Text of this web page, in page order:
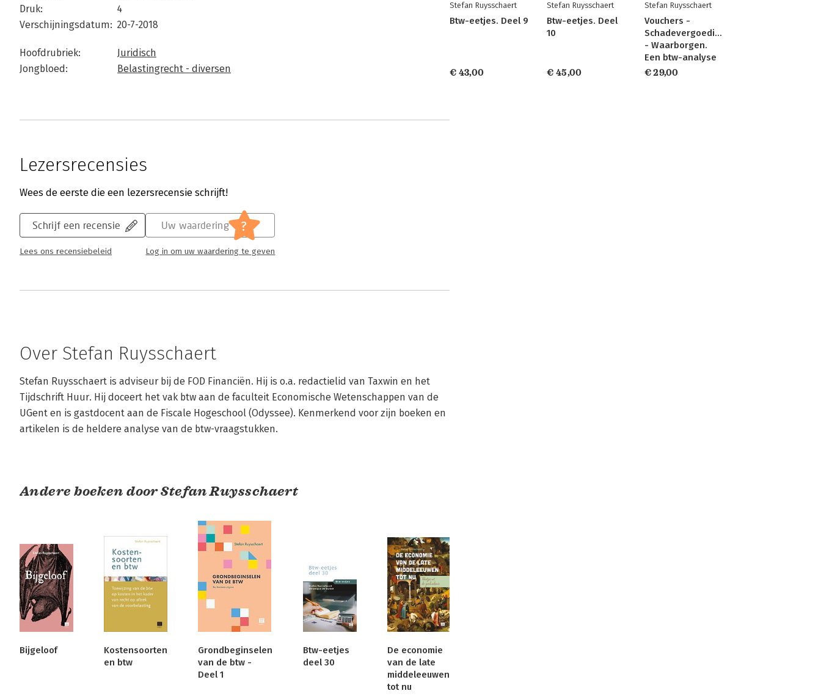
Druk:
4
Verschijningsdatum: 20-7-2018
Hoofdrubriek:
Juridisch
Jongbloed:
Belastingrecht - diversen
Lezersrecensies
Wees de eerste die een lezersrecensie schrijft!
Schrijf een recensie
Lees ons recensiebeleid
Uw waardering ?
Log in om uw waardering te geven
Over Stefan Ruysschaert
Stefan Ruysschaert is adviseur bij de FOD Financiën. Hij is o.a. redactielid van Taxwin en het
Tijdschrift Huur. Hij doceert het vak btw aan de faculteit Economische Wetenschappen van de
UGent en is gastdocent aan de Fiscale Hogeschool (Odyssee). Kenmerkend voor zijn boeken en
artikelen is de heldere analyse van de btw-vraagstukken.
Andere boeken door Stefan Ruysschaert
Bijgeloof
Kostensoorten
en btw
Grondbeginselen
van de btw -
Deel 1
Btw-eetjes
deel 30
De economie
van de late
middeleeuwen
tot nu
Stefan Ruysschaert
Btw-eetjes. Deel 9
€ 43,00
Stefan Ruysschaert
Btw-eetjes. Deel
10
€ 45,00
Stefan Ruysschaert
Vouchers -
Schadevergoedingen
- Waarborgen.
Een btw-analyse
€ 29,00